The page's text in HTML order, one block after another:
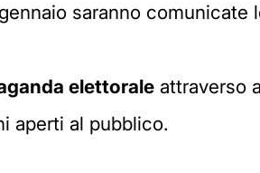
saranno comunicate
elettorale attraverso
aperti al pubblico.